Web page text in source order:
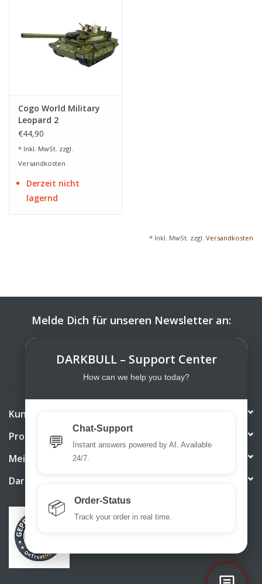
Cogo World Military
Leopard 2
Kampfpanzer - 750
€44,90
* Inkl. MwSt. zzgl.
Versandkosten
Derzeit nicht
lagernd
* Inkl. MwSt. zzgl. Versandkosten
Melde Dich für unseren Newsletter an:
Kundendienst
Produkte
Mein Konto
DarkBull TrendStore
DARKBULL – Support Center
How can we help you today?
💬
Chat-Support
Instant answers powered by AI. Available
24/7.
📦 Order-Status
Track your order in real time.